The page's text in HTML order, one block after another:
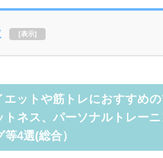
[表示]
エットや筋トレにおすすめ
トネス、パーソナルトレー
4選(総合）